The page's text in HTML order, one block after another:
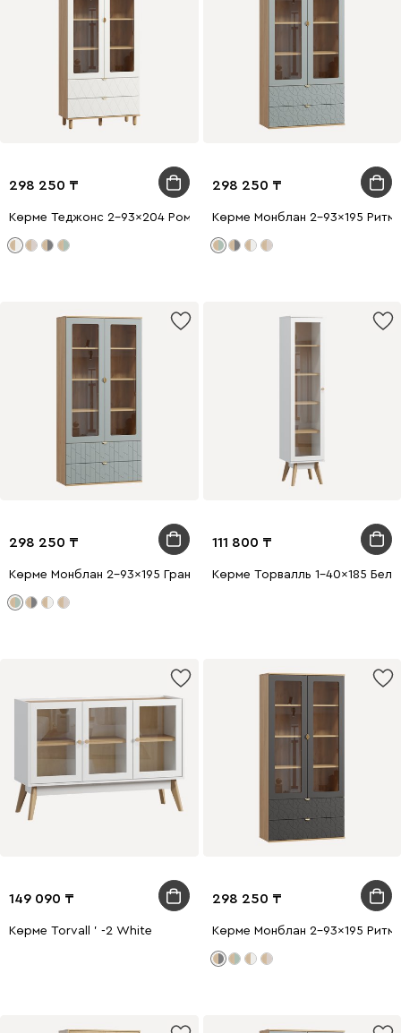
298 250
Көрме Теджонс 2-93x204 Ромб Белый
298 250
Көрме Монблан 2-93x195 Ритм
298 250
Көрме Монблан 2-93x195 Грань Мятный
111 800
Көрме Торвалль 1-40x185
149 090
Көрме Torvall ' -2 White
298 250
Көрме Монблан 2-93x195 Ритм